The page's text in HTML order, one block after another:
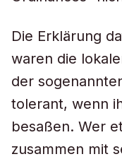
Die Erklärung
waren die
der
tolerant, wenn
besaßen. Wer
zusammen mit